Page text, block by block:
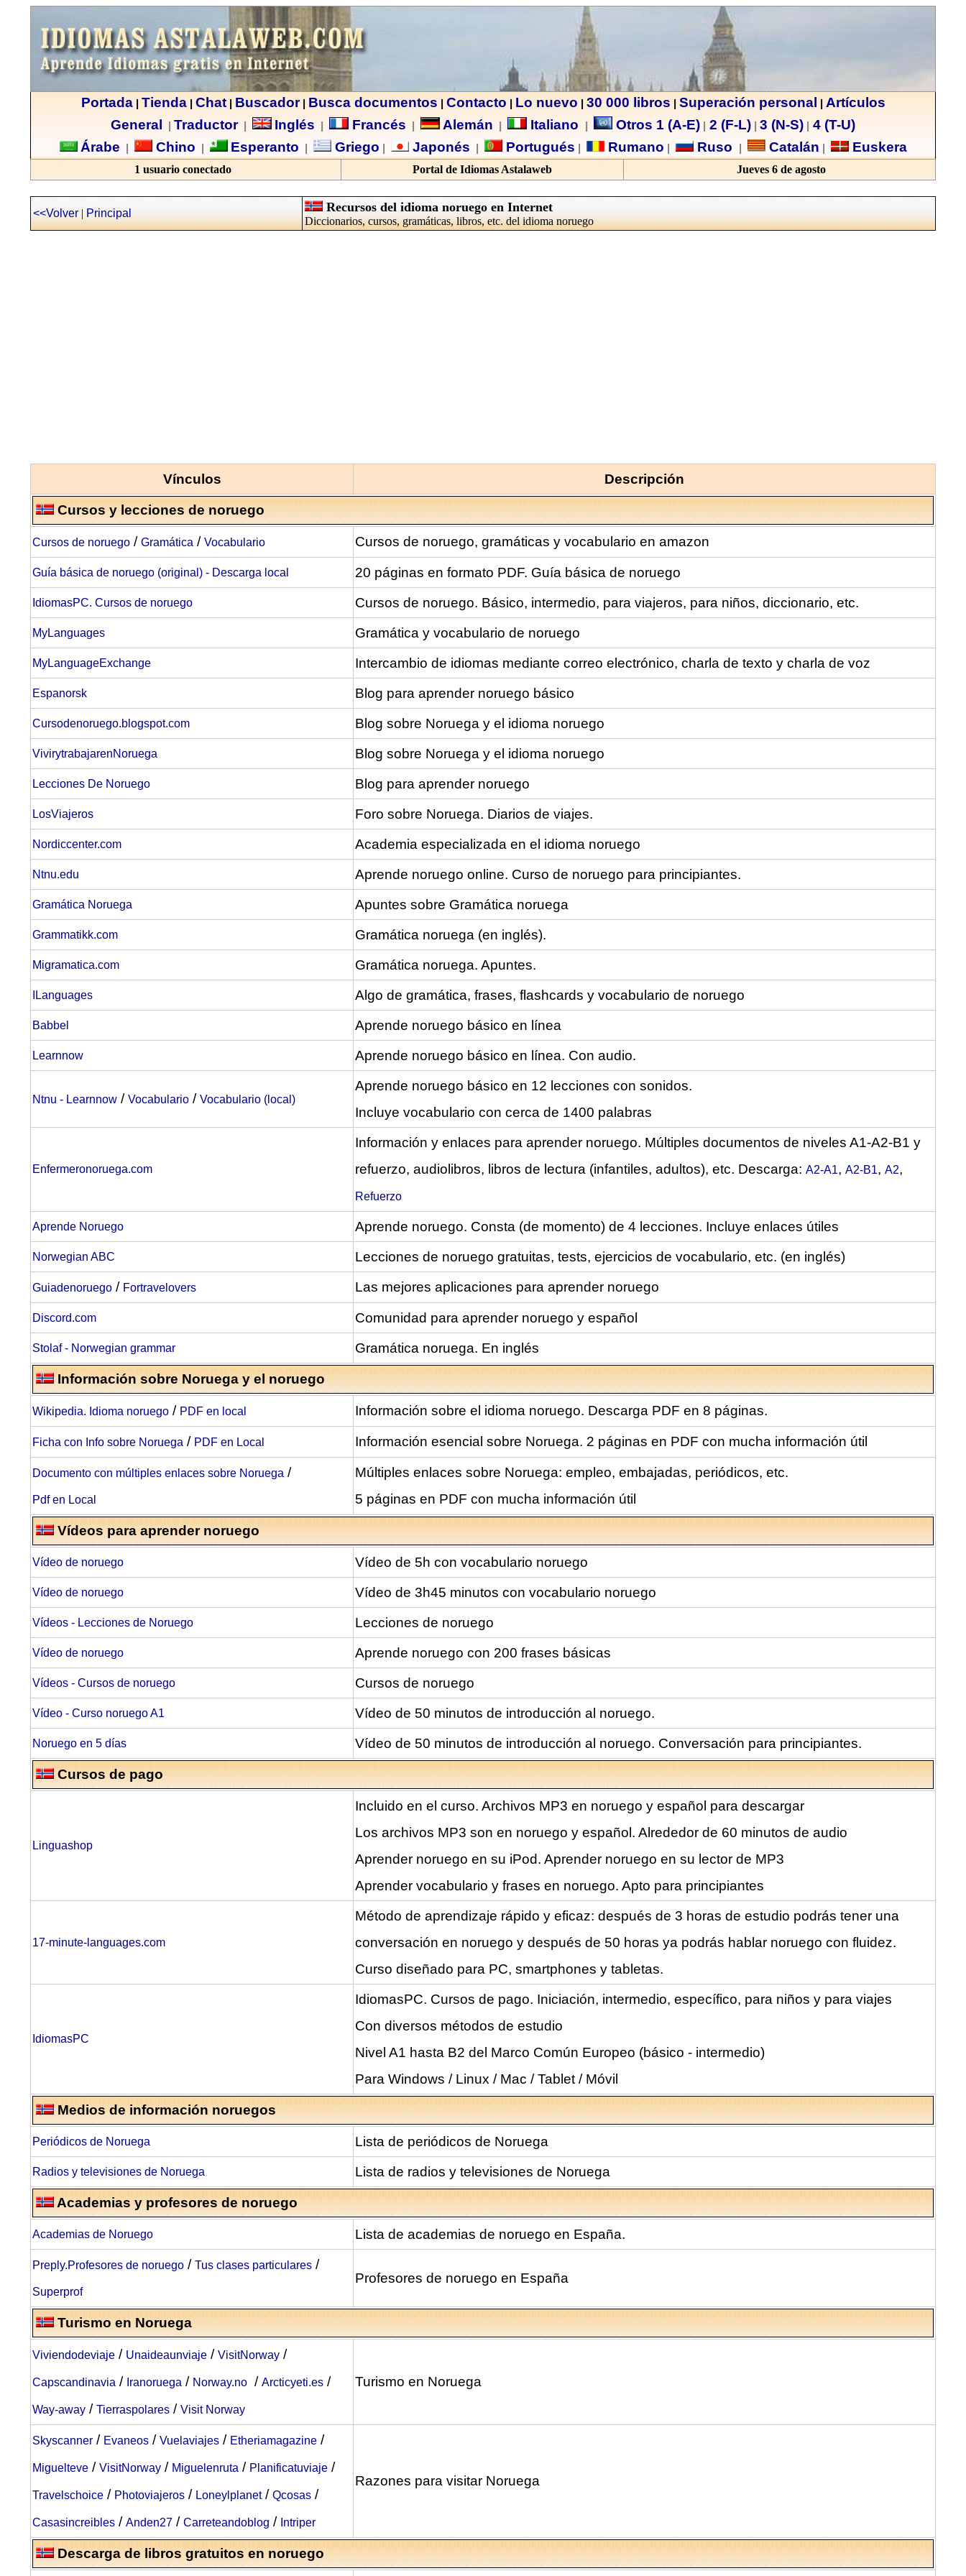
Portada| Tienda| Chat| Buscador| Busca documentos Contacto Lo nuevo 30 000 libros Superación personal
Artículos
General
Traductor| Inglés Francés Alemán Italiano Otros 1 (A-E) 2 (F-L) 3 (N-S)
4 (T-U)
Árabe
Chino Esperanto Griego Japonés Portugués Rumano Ruso Catalán Euskera
1 usuario conectado Portal de Idiomas Astalaweb Jueves 6 de agosto
<<Volver|Principal Recursos del idioma noruego en Internet
Diccionarios, cursos, gramáticas, libros, etc. del idioma noruego
Vínculos Descripción
Cursos y lecciones de noruego
Cursos de noruego / Gramática / Vocabulario Cursos de noruego, gramáticas y vocabulario en amazon
Guía básica de noruego (original) - Descarga local 20 páginas en formato PDF. Guía básica de noruego
IdiomasPC. Cursos de noruego Cursos de noruego. Básico, intermedio, para viajeros, para niños, diccionario, etc.
MyLanguages Gramática y vocabulario de noruego
MyLanguageExchange Intercambio de idiomas mediante correo electrónico, charla de texto y charla de voz
Espanorsk Blog para aprender noruego básico
Cursodenoruego.blogspot.com Blog sobre Noruega y el idioma noruego
VivirytrabajarenNoruega Blog sobre Noruega y el idioma noruego
Lecciones De Noruego Blog para aprender noruego
LosViajeros Foro sobre Noruega. Diarios de viajes.
Nordiccenter.com Academia especializada en el idioma noruego
Ntnu.edu Aprende noruego online. Curso de noruego para principiantes.
Gramática Noruega Apuntes sobre Gramática noruega
Grammatikk.com Gramática noruega (en inglés).
Migramatica.com Gramática noruega. Apuntes.
ILanguages Algo de gramática, frases, flashcards y vocabulario de noruego
Babbel Aprende noruego básico en línea
Learnnow Aprende noruego básico en línea. Con audio.
Ntnu - Learnnow / Vocabulario / Vocabulario (local)
Aprende noruego básico en 12 lecciones con sonidos.
Incluye vocabulario con cerca de 1400 palabras
Enfermeronoruega.com
Información y enlaces para aprender noruego. Múltiples documentos de niveles A1-A2-B1 y
refuerzo, audiolibros, libros de lectura (infantiles, adultos), etc. Descarga: A2-A1, A2-B1, A2,
Refuerzo
Aprende Noruego Aprende noruego. Consta (de momento) de 4 lecciones. Incluye enlaces útiles
Norwegian ABC Lecciones de noruego gratuitas, tests, ejercicios de vocabulario, etc. (en inglés)
Guiadenoruego / Fortravelovers Las mejores aplicaciones para aprender noruego
Discord.com Comunidad para aprender noruego y español
Stolaf - Norwegian grammar Gramática noruega. En inglés
Información sobre Noruega y el noruego
Wikipedia. Idioma noruego / PDF en local Información sobre el idioma noruego. Descarga PDF en 8 páginas.
Ficha con Info sobre Noruega / PDF en Local Información esencial sobre Noruega. 2 páginas en PDF con mucha información útil
Documento con múltiples enlaces sobre Noruega /
Pdf en Local
Múltiples enlaces sobre Noruega: empleo, embajadas, periódicos, etc.
5 páginas en PDF con mucha información útil
Vídeos para aprender noruego
Vídeo de noruego Vídeo de 5h con vocabulario noruego
Vídeo de noruego Vídeo de 3h45 minutos con vocabulario noruego
Vídeos - Lecciones de Noruego Lecciones de noruego
Vídeo de noruego Aprende noruego con 200 frases básicas
Vídeos - Cursos de noruego Cursos de noruego
Vídeo - Curso noruego A1 Vídeo de 50 minutos de introducción al noruego.
Noruego en 5 días Vídeo de 50 minutos de introducción al noruego. Conversación para principiantes.
Cursos de pago
Linguashop
Incluido en el curso. Archivos MP3 en noruego y español para descargar
Los archivos MP3 son en noruego y español. Alrededor de 60 minutos de audio
Aprender noruego en su iPod. Aprender noruego en su lector de MP3
Aprender vocabulario y frases en noruego. Apto para principiantes
17-minute-languages.com
Método de aprendizaje rápido y eficaz: después de 3 horas de estudio podrás tener una
conversación en noruego y después de 50 horas ya podrás hablar noruego con fluidez.
Curso diseñado para PC, smartphones y tabletas.
IdiomasPC
IdiomasPC. Cursos de pago. Iniciación, intermedio, específico, para niños y para viajes
Con diversos métodos de estudio
Nivel A1 hasta B2 del Marco Común Europeo (básico - intermedio)
Para Windows / Linux / Mac / Tablet / Móvil
Medios de información noruegos
Periódicos de Noruega Lista de periódicos de Noruega
Radios y televisiones de Noruega Lista de radios y televisiones de Noruega
Academias y profesores de noruego
Academias de Noruego Lista de academias de noruego en España.
Preply.Profesores de noruego / Tus clases particulares /
Superprof
Profesores de noruego en España
Turismo en Noruega
Viviendodeviaje / Unaideaunviaje / VisitNorway /
Capscandinavia / Iranoruega / Norway.no / Arcticyeti.es /
Way-away / Tierraspolares / Visit Norway
Turismo en Noruega
Skyscanner / Evaneos / Vuelaviajes / Etheriamagazine /
Miguelteve / VisitNorway / Miguelenruta / Planificatuviaje /
Travelschoice / Photoviajeros / Loneylplanet/ Qcosas /
Casasincreibles / Anden27 / Carreteandoblog / Intriper
Razones para visitar Noruega
Descarga de libros gratuitos en noruego